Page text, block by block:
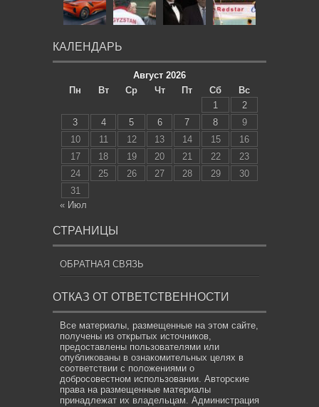
КАЛЕНДАРЬ
Август 2026
Пн
Вт Ср Чт Пт Сб
Вс
1
2
3
4 5 6 7 8
9
10
11 12 13 14 15
16
17
18 19 20 21 22
23
24
25 26 27 28 29
30
31
« Июл
СТРАНИЦЫ
ОБРАТНАЯ СВЯЗЬ
ОТКАЗ ОТ ОТВЕТСТВЕННОСТИ
Все материалы, размещенные на этом сайте,
получены из открытых источников,
предоставлены пользователями или
опубликованы в ознакомительных целях в
соответствии с положениями о
добросовестном использовании. Авторские
права на размещенные материалы
принадлежат их владельцам. Администрация